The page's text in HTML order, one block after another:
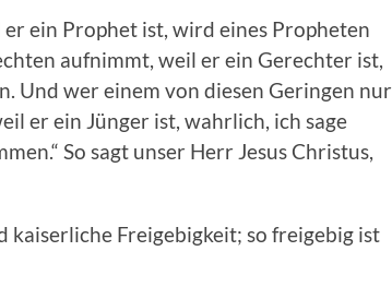
ein Prophet ist, wird eines Propheten
aufnimmt, weil er ein Gerechter ist,
Und wer einem von diesen Geringen nur
er ein Jünger ist, wahrlich, ich sage
So sagt unser Herr Jesus Christus,
kaiserliche Freigebigkeit; so freigebig ist